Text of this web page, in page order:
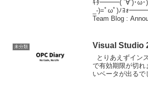
ｷﾀ━━━( ´∀`)･ω･)
_-)=ﾟωﾟ)ﾉﾖｫ
Team Blog :
未分類 Visual Studio
とりあえずイン
で有効期限が切れ
いベータが出るで